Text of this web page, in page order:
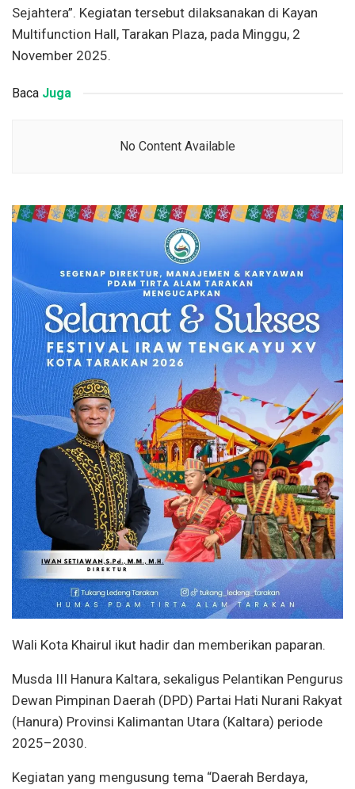
Sejahtera”. Kegiatan tersebut dilaksanakan di Kayan
Multifunction Hall, Tarakan Plaza, pada Minggu, 2
November 2025.
Baca Juga
No Content Available
Wali Kota Khairul ikut hadir dan memberikan paparan.
Musda III Hanura Kaltara, sekaligus Pelantikan Pengurus
Dewan Pimpinan Daerah (DPD) Partai Hati Nurani Rakyat
(Hanura) Provinsi Kalimantan Utara (Kaltara) periode
2025–2030.
Kegiatan yang mengusung tema “Daerah Berdaya,